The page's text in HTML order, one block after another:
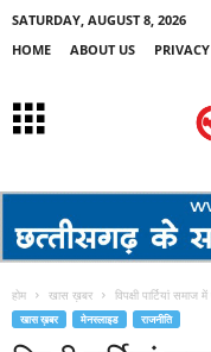
SATURDAY, AUGUST 8, 2026
HOME
ABOUT US
होम खास ख़बर विपक्षी पार्टियां
खास ख़बर मेनस्लाइड राजनीति